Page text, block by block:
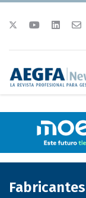
Fabricantes